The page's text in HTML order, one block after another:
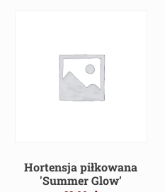
Hortensja piłkowana
'Summer Glow’